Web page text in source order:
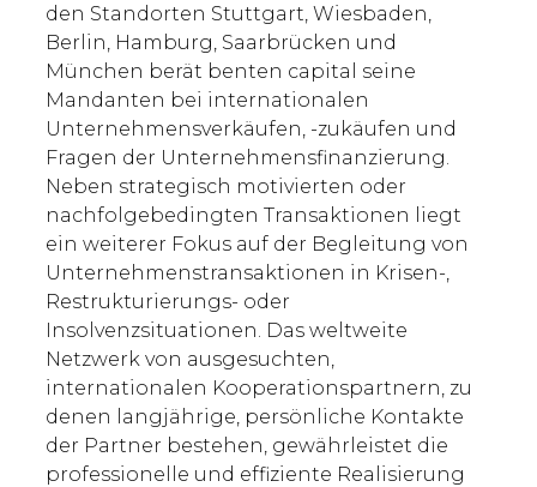
den Standorten Stuttgart, Wiesbaden,
Berlin, Hamburg, Saarbrücken und
München berät benten capital seine
Mandanten bei internationalen
Unternehmensverkäufen, -zukäufen und
Fragen der Unternehmensfinanzierung.
Neben strategisch motivierten oder
nachfolgebedingten Transaktionen liegt
ein weiterer Fokus auf der Begleitung von
Unternehmenstransaktionen in Krisen-,
Restrukturierungs- oder
Insolvenzsituationen. Das weltweite
Netzwerk von ausgesuchten,
internationalen Kooperationspartnern, zu
denen langjährige, persönliche Kontakte
der Partner bestehen, gewährleistet die
professionelle und effiziente Realisierung